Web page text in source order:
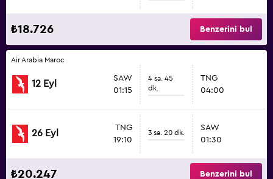
₺18.726 Benzerini bul
Air Arabia Maroc
12 Eyl
SAW
01:15
4 sa. 45
dk.
TNG
04:00
26 Eyl
TNG
19:10
3 sa. 20 dk.
SAW
01:30
₺20.247 Benzerini bul